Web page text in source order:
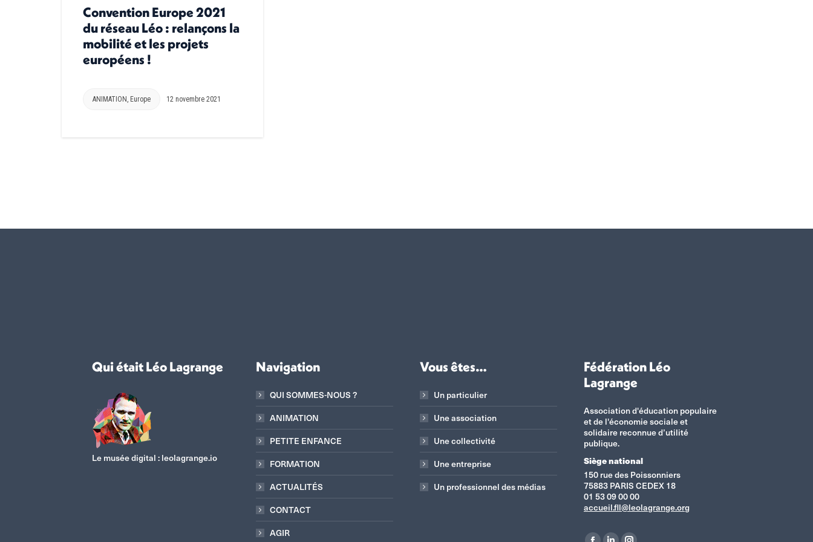
Convention Europe 2021
du réseau Léo : relançons la
mobilité et les projets
européens !
ANIMATION Europe 12 novembre 2021
Qui était Léo Lagrange
Le musée digital :leolagrange.io
Navigation
QUI SOMMES-NOUS ?
ANIMATION
PETITE ENFANCE
FORMATION
ACTUALITÉS
CONTACT
AGIR
Vous êtes…
Un particulier
Une association
Une collectivité
Une entreprise
Un professionnel des médias
Fédération Léo
Lagrange
Association d'éducation populaire
et de l'économie sociale et
solidaire reconnue d’utilité
publique.
Siège national
150 rue des Poissonniers
75883 PARIS CEDEX 18
01 53 09 00 00
accueil.fll@leolagrange.org
Retrouvez-nous sur :